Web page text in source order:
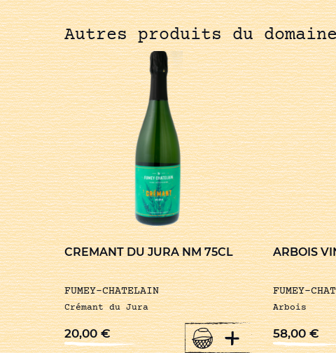
Autres produits du domaine
CREMANT DU JURA NM 75CL
FUMEY-CHATELAIN
Crémant du Jura
20,00€ +
ARBOIS
FUMEY-
Arbois
58,00€